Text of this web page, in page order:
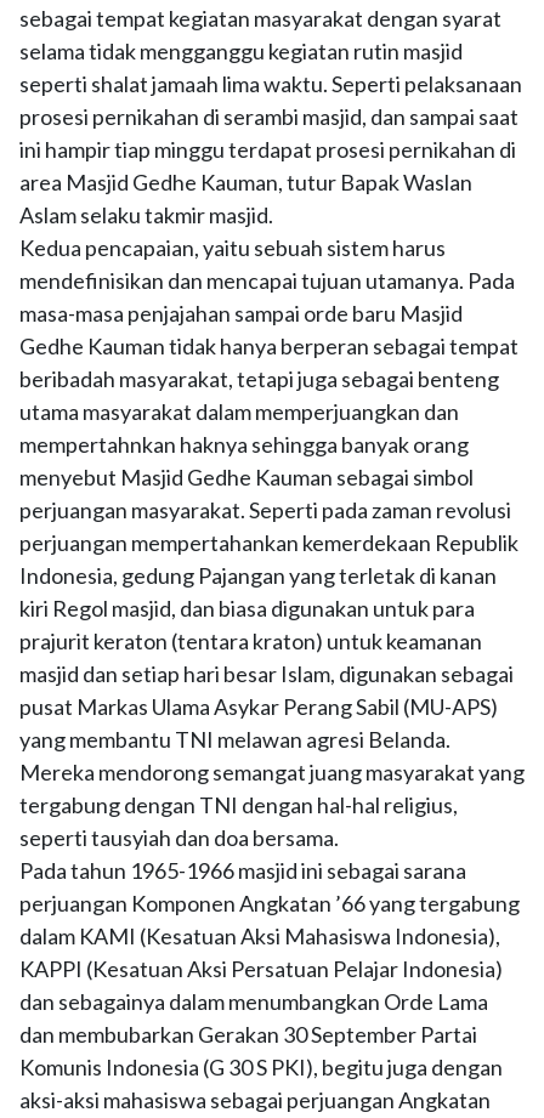
sebagai tempat kegiatan masyarakat dengan syarat
selama tidak mengganggu kegiatan rutin masjid
seperti shalat jamaah lima waktu. Seperti pelaksanaan
prosesi pernikahan di serambi masjid, dan sampai saat
ini hampir tiap minggu terdapat prosesi pernikahan di
area Masjid Gedhe Kauman, tutur Bapak Waslan
Aslam selaku takmir masjid.
Kedua pencapaian, yaitu sebuah sistem harus
mendefinisikan dan mencapai tujuan utamanya. Pada
masa-masa penjajahan sampai orde baru Masjid
Gedhe Kauman tidak hanya berperan sebagai tempat
beribadah masyarakat, tetapi juga sebagai benteng
utama masyarakat dalam memperjuangkan dan
mempertahnkan haknya sehingga banyak orang
menyebut Masjid Gedhe Kauman sebagai simbol
perjuangan masyarakat. Seperti pada zaman revolusi
perjuangan mempertahankan kemerdekaan Republik
Indonesia, gedung Pajangan yang terletak di kanan
kiri Regol masjid, dan biasa digunakan untuk para
prajurit keraton (tentara kraton) untuk keamanan
masjid dan setiap hari besar Islam, digunakan sebagai
pusat Markas Ulama Asykar Perang Sabil (MU-APS)
yang membantu TNI melawan agresi Belanda.
Mereka mendorong semangat juang masyarakat yang
tergabung dengan TNI dengan hal-hal religius,
seperti tausyiah dan doa bersama.
Pada tahun 1965-1966 masjid ini sebagai sarana
perjuangan Komponen Angkatan ’66 yang tergabung
dalam KAMI (Kesatuan Aksi Mahasiswa Indonesia),
KAPPI (Kesatuan Aksi Persatuan Pelajar Indonesia)
dan sebagainya dalam menumbangkan Orde Lama
dan membubarkan Gerakan 30 September Partai
Komunis Indonesia (G 30 S PKI), begitu juga dengan
aksi-aksi mahasiswa sebagai perjuangan Angkatan